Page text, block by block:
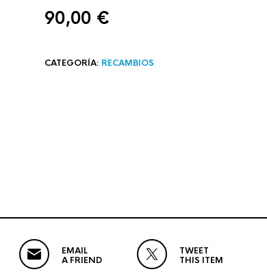
90,00 €
CATEGORÍA: RECAMBIOS
EMAIL
A FRIEND
TWEET
THIS ITEM